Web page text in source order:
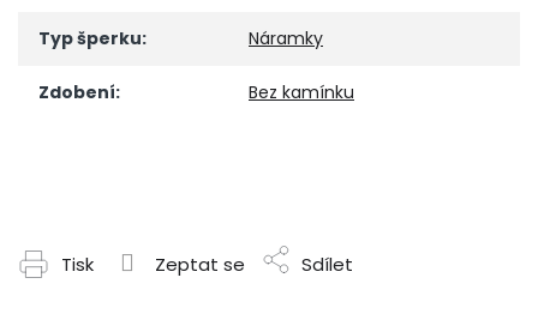
Typ šperku: Náramky
Zdobení: Bez kamínku
Tisk Zeptat se Sdílet